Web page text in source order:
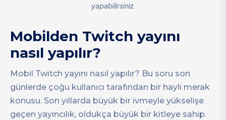
yapabilirsiniz.
Mobilden Twitch yayını
nasıl yapılır?
Mobil Twitch yayını nasıl yapılır? Bu soru son
günlerde çoğu kullanıcı tarafından bir hayli merak
konusu. Son yıllarda büyük bir ivmeyle yükselişe
geçen yayıncılık, oldukça büyük bir kitleye sahip.